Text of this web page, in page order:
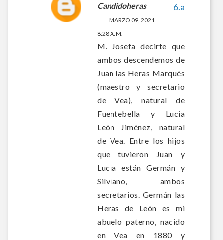
Candidoheras
MARZO 09, 2021
8:28 A. M.
M. Josefa decirte que
ambos descendemos de
Juan las Heras Marqués
(maestro y secretario
de Vea), natural de
Fuentebella y Lucia
León Jiménez, natural
de Vea. Entre los hijos
que tuvieron Juan y
Lucia están Germán y
Silviano, ambos
secretarios. Germán las
Heras de León es mi
abuelo paterno, nacido
en Vea en 1880 y